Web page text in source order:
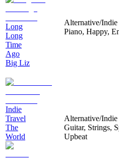
Long
Long
Time
Ago
Big Liz
Alternative/
Piano, Happy,
Indie
Travel
The
World
Alternative/
Guitar, Strings,
Upbeat